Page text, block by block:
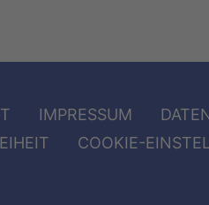
IMPRESSUM
COOKIE-